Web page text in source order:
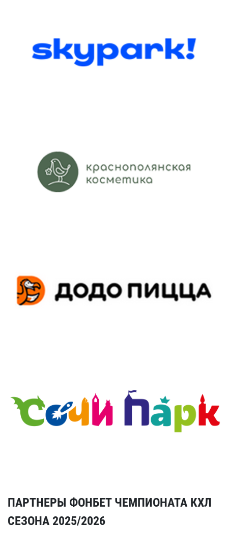
ПАРТНЕРЫ ФОНБЕТ ЧЕМПИОНАТА КХЛ
СЕЗОНА 2025/2026